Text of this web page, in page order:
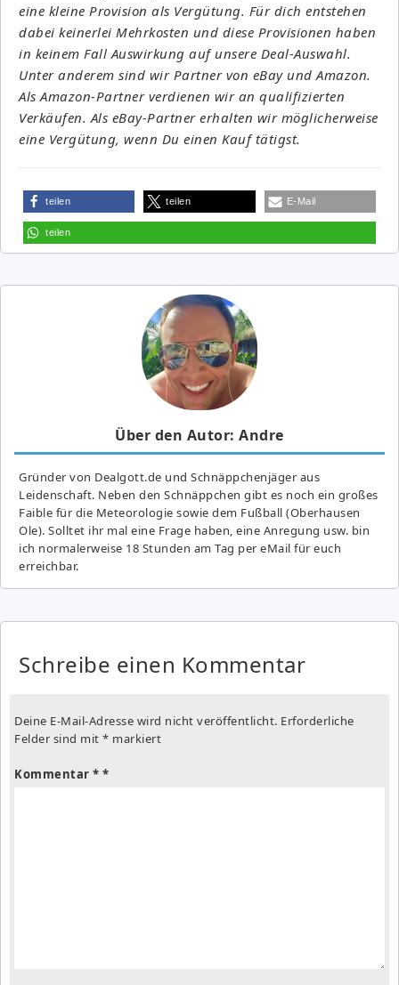
eine kleine Provision als Vergütung. Für dich entstehen
dabei keinerlei Mehrkosten und diese Provisionen haben
in keinem Fall Auswirkung auf unsere Deal-Auswahl.
Unter anderem sind wir Partner von eBay und Amazon.
Als Amazon-Partner verdienen wir an qualifizierten
Verkäufen. Als eBay-Partner erhalten wir möglicherweise
eine Vergütung, wenn Du einen Kauf tätigst.
teilen teilen E-Mail
teilen
Über den Autor: Andre
Gründer von Dealgott.de und Schnäppchenjäger aus
Leidenschaft. Neben den Schnäppchen gibt es noch ein großes
Fai­ble für die Meteorologie sowie dem Fußball (Oberhausen
Ole). Solltet ihr mal eine Frage haben, eine Anregung usw. bin
ich normalerweise 18 Stunden am Tag per eMail für euch
erreichbar.
Schreibe einen Kommentar
Deine E-Mail-Adresse wird nicht veröffentlicht. Erforderliche
Felder sind mit * markiert
Kommentar *